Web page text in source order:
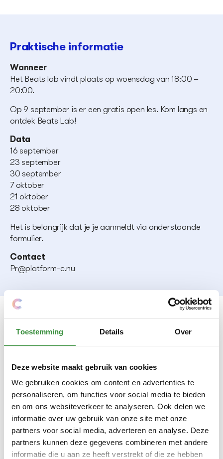
Toestemming Details Over
Deze website maakt gebruik van cookies
We gebruiken cookies om content en advertenties te
personaliseren, om functies voor social media te bieden
en om ons websiteverkeer te analyseren. Ook delen we
informatie over uw gebruik van onze site met onze
partners voor social media, adverteren en analyse. Deze
partners kunnen deze gegevens combineren met andere
informatie die u aan ze heeft verstrekt of die ze hebben
Praktische informatie
Wanneer
Het Beats lab vindt plaats op woensdag van 18:00 –
20:00.
Op 9 september is er een gratis open les. Kom langs en
ontdek Beats Lab!
Data
16 september
23 september
30 september
7 oktober
21 oktober
28 oktober
Het is belangrijk dat je je aanmeldt via onderstaande
formulier.
Contact
Pr@platform-c.nu
Meld je aan!
Lab C - Beats Lab
E-mailadres
Telefoon